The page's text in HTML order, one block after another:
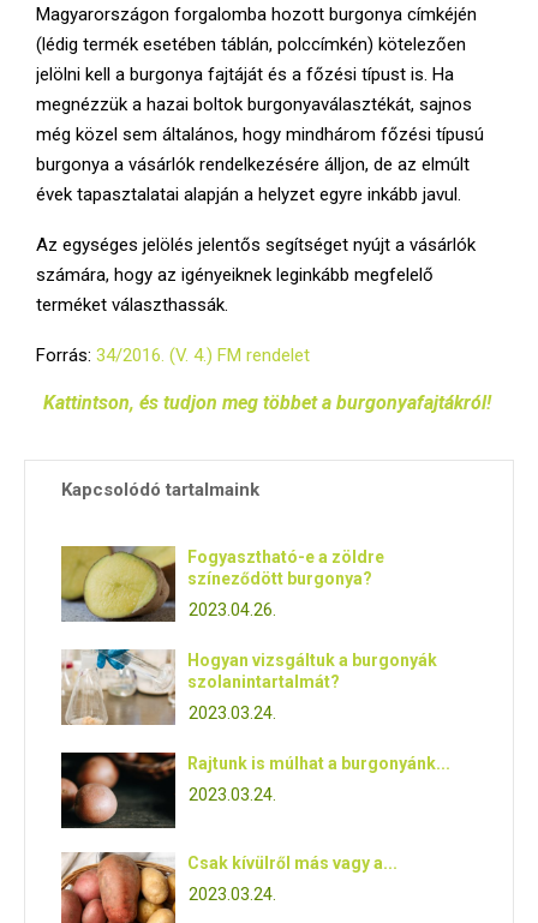
Magyarországon forgalomba hozott burgonya címkéjén
(lédig termék esetében táblán, polccímkén) kötelezően
jelölni kell a burgonya fajtáját és a főzési típust is. Ha
megnézzük a hazai boltok burgonyaválasztékát, sajnos
még közel sem általános, hogy mindhárom főzési típusú
burgonya a vásárlók rendelkezésére álljon, de az elmúlt
évek tapasztalatai alapján a helyzet egyre inkább javul.
Az egységes jelölés jelentős segítséget nyújt a vásárlók
számára, hogy az igényeiknek leginkább megfelelő
terméket választhassák.
Forrás: 34/2016. (V. 4.) FM rendelet
Kattintson, és tudjon meg többet a burgonyafajtákról!
Kapcsolódó tartalmaink
Fogyasztható-e a zöldre
színeződött burgonya?
2023.04.26.
Hogyan vizsgáltuk a burgonyák
szolanintartalmát?
2023.03.24.
Rajtunk is múlhat a burgonyánk...
2023.03.24.
Csak kívülről más vagy a...
2023.03.24.